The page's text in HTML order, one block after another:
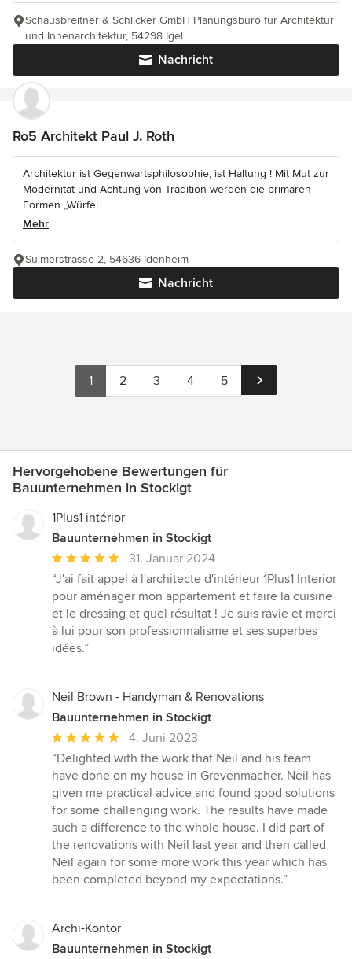
Nachricht
Schausbreitner & Schlicker GmbH Planungsbüro für Architektur
und Innenarchitektur, 54298 Igel
Ro5 Architekt Paul J. Roth
Architektur ist Gegenwartsphilosophie, ist Haltung ! Mit Mut zur
Modernität und Achtung von Tradition werden die primären
Formen „Würfel...
Mehr
Nachricht
Sülmerstrasse 2, 54636 Idenheim
1 2 3 4 5
Hervorgehobene Bewertungen für
Bauunternehmen in Stockigt
1Plus1 intérior
Bauunternehmen in Stockigt
Durchschnittliche
Bewertung:
5
von
5
Sternen
31. Januar 2024
“J'ai fait appel à l'architecte d'intérieur 1Plus1 Interior
pour aménager mon appartement et faire la cuisine
et le dressing et quel résultat ! Je suis ravie et merci
à lui pour son professionnalisme et ses superbes
idées.”
Neil Brown - Handyman & Renovations
Bauunternehmen in Stockigt
Durchschnittliche
Bewertung:
5
von
5
Sternen
4. Juni 2023
“Delighted with the work that Neil and his team
have done on my house in Grevenmacher. Neil has
given me practical advice and found good solutions
for some challenging work. The results have made
such a difference to the whole house. I did part of
the renovations with Neil last year and then called
Neil again for some more work this year which has
been completed beyond my expectations.”
Archi-Kontor
Bauunternehmen in Stockigt